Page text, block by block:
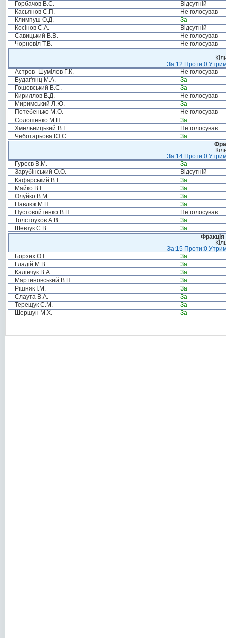
Горбачов В.С.
Відсутній
Касьянов С.П.
Не голосував
Климпуш О.Д.
За
Косінов С.А.
Відсутній
Савицький В.В.
Не голосував
Чорновіл Т.В.
Не голосував
За:12 Проти:0
Астров–Шумілов Г.К.
Не голосував
Будаг'янц М.А.
За
Гошовський В.С.
За
Кириллов В.Д.
Не голосував
Миримський Л.Ю.
За
Потебенько М.О.
Не голосував
Солошенко М.П.
За
Хмельницький В.І.
Не голосував
Чеботарьова Ю.С.
За
За:14 Проти:0
Гуреєв В.М.
За
Зарубінський О.О.
Відсутній
Кафарський В.І.
За
Майко В.І.
За
Олуйко В.М.
За
Павлюк М.П.
За
Пустовойтенко В.П.
Не голосував
Толстоухов А.В.
За
Шевчук С.В.
За
Фракція
За:15 Проти:0
Борзих О.І.
За
Гладій М.В.
За
Калінчук В.А.
За
Мартиновський В.П.
За
Рішняк І.М.
За
Слаута В.А.
За
Терещук С.М.
За
Шершун М.Х.
За